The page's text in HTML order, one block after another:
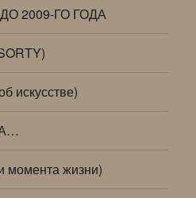
2009-ГО ГОДА
искусстве)
жизни)